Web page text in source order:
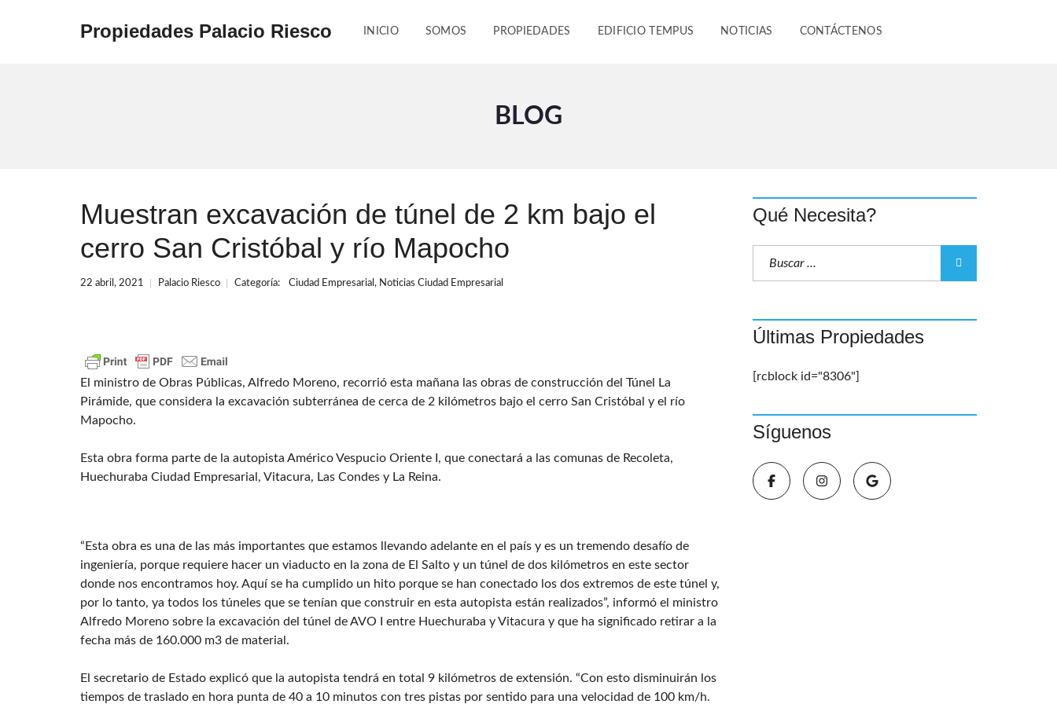
Propiedades Palacio Riesco INICIO SOMOS PROPIEDADES EDIFICIO TEMPUS NOTICIAS CONTÁCTENOS
BLOG
Muestran excavación de túnel de 2 km bajo el
cerro San Cristóbal y río Mapocho
22 abril, 2021 Palacio Riesco Categoría: Ciudad Empresarial , Noticias Ciudad Empresarial
El ministro de Obras Públicas, Alfredo Moreno, recorrió esta mañana las obras de construcción del Túnel La
Pirámide, que considera la excavación subterránea de cerca de 2 kilómetros bajo el cerro San Cristóbal y el río
Mapocho.
Esta obra forma parte de la autopista Américo Vespucio Oriente I, que conectará a las comunas de Recoleta,
Huechuraba Ciudad Empresarial, Vitacura, Las Condes y La Reina.
“Esta obra es una de las más importantes que estamos llevando adelante en el país y es un tremendo desafío de
ingeniería, porque requiere hacer un viaducto en la zona de El Salto y un túnel de dos kilómetros en este sector
donde nos encontramos hoy. Aquí se ha cumplido un hito porque se han conectado los dos extremos de este túnel y,
por lo tanto, ya todos los túneles que se tenían que construir en esta autopista están realizados”, informó el ministro
Alfredo Moreno sobre la excavación del túnel de AVO I entre Huechuraba y Vitacura y que ha significado retirar a la
fecha más de 160.000 m3 de material.
El secretario de Estado explicó que la autopista tendrá en total 9 kilómetros de extensión. “Con esto disminuirán los
tiempos de traslado en hora punta de 40 a 10 minutos con tres pistas por sentido para una velocidad de 100 km/h.
Qué Necesita?
Últimas Propiedades
[rcblock id="8306"]
Síguenos